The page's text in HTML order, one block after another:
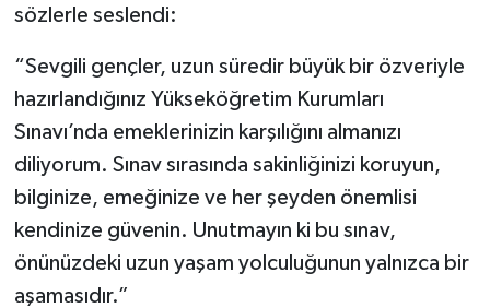
sözlerle seslendi:
“Sevgili gençler, uzun süredir büyük bir özveriyle
hazırlandığınız Yükseköğretim Kurumları
Sınavı’nda emeklerinizin karşılığını almanızı
diliyorum. Sınav sırasında sakinliğinizi koruyun,
bilginize, emeğinize ve her şeyden önemlisi
kendinize güvenin. Unutmayın ki bu sınav,
önünüzdeki uzun yaşam yolculuğunun yalnızca bir
aşamasıdır.”